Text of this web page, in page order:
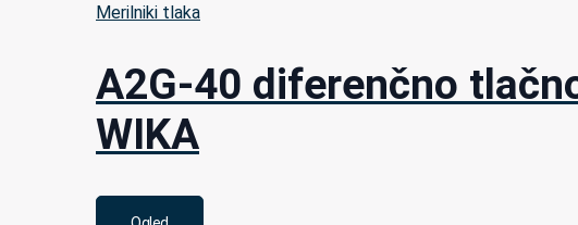
Merilniki tlaka
A2G-40 diferenčno
WIKA